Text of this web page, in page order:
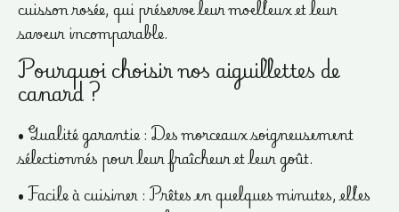
cuisson rosée, qui préserve leur moelleux et leur
saveur incomparable.
Pourquoi choisir nos aiguillettes de
canard ?
• Qualité garantie : Des morceaux soigneusement
sélectionnés pour leur fraîcheur et leur goût.
• Facile à cuisiner : Prêtes en quelques minutes, elles